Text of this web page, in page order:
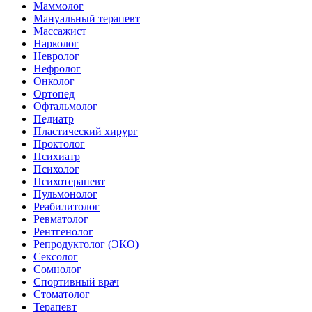
Маммолог
Мануальный терапевт
Массажист
Нарколог
Невролог
Нефролог
Онколог
Ортопед
Офтальмолог
Педиатр
Пластический хирург
Проктолог
Психиатр
Психолог
Психотерапевт
Пульмонолог
Реабилитолог
Ревматолог
Рентгенолог
Репродуктолог (ЭКО)
Сексолог
Сомнолог
Спортивный врач
Стоматолог
Терапевт